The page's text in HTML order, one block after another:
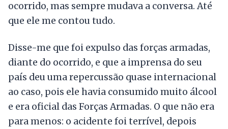
ocorrido, mas sempre mudava a conversa. Até
que ele me contou tudo.
Disse-me que foi expulso das forças armadas,
diante do ocorrido, e que a imprensa do seu
país deu uma repercussão quase internacional
ao caso, pois ele havia consumido muito álcool
e era oficial das Forças Armadas. O que não era
para menos: o acidente foi terrível, depois